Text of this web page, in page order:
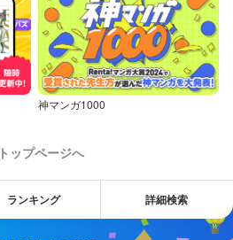
神マンガ1000
トップページへ
ランキング 詳細検索